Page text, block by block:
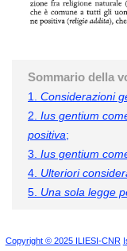
Sommario della
1. Considerazioni
2. Ius gentium
positiva;
3. Ius gentium
4. Ulteriori
5. Una sola legge
Copyright © 2025 ILIESI-CNR